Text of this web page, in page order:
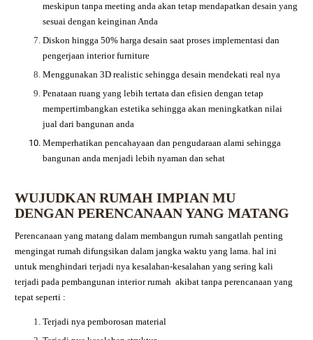
meskipun tanpa meeting anda akan tetap mendapatkan desain yang
sesuai dengan keinginan Anda
Diskon hingga 50% harga desain saat proses implementasi dan
pengerjaan interior furniture
Menggunakan 3D realistic sehingga desain mendekati real nya
Penataan ruang yang lebih tertata dan efisien dengan tetap
mempertimbangkan estetika sehingga akan meningkatkan nilai
jual dari bangunan anda
Memperhatikan pencahayaan dan pengudaraan alami sehingga
bangunan anda menjadi lebih nyaman dan sehat
WUJUDKAN RUMAH IMPIAN MU
DENGAN PERENCANAAN YANG MATANG
Perencanaan yang matang dalam membangun rumah sangatlah penting
mengingat rumah difungsikan dalam jangka waktu yang lama. hal ini
untuk menghindari terjadi nya kesalahan-kesalahan yang sering kali
terjadi pada pembangunan interior rumah akibat tanpa perencanaan yang
tepat seperti :
Terjadi nya pemborosan material